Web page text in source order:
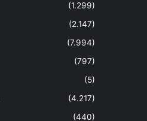
(1.299)
(2.147)
(7.994)
(797)
(5)
(4.217)
(440)